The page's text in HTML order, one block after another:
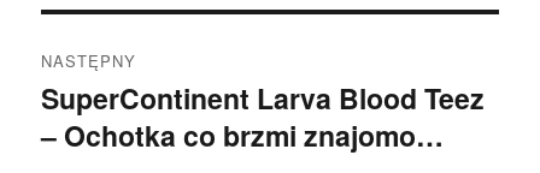
NASTĘPNY
Następny
wpis:
SuperContinent Larva Blood Teez
– Ochotka co brzmi znajomo…